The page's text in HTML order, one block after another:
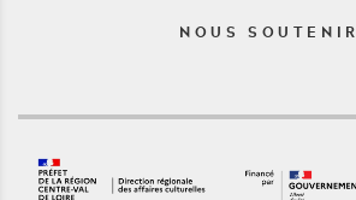
NOUS SOUTENIR